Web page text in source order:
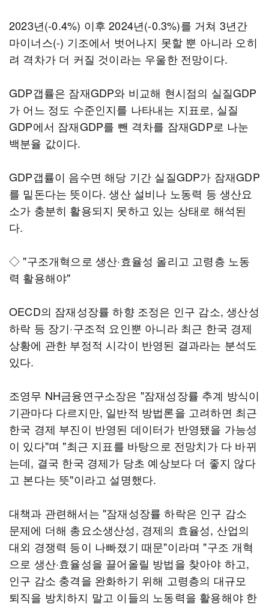
2023년(-0.4%) 이후 2024년(-0.3%)를 거쳐 3년간
마이너스(-) 기조에서 벗어나지 못할 뿐 아니라 오히
려 격차가 더 커질 것이라는 우울한 전망이다.
GDP갭률은 잠재GDP와 비교해 현시점의 실질GDP
가 어느 정도 수준인지를 나타내는 지표로, 실질
GDP에서 잠재GDP를 뺀 격차를 잠재GDP로 나눈
백분율 값이다.
GDP갭률이 음수면 해당 기간 실질GDP가 잠재GDP
를 밑돈다는 뜻이다. 생산 설비나 노동력 등 생산요
소가 충분히 활용되지 못하고 있는 상태로 해석된
다.
◇ "구조개혁으로 생산·효율성 올리고 고령층 노동
력 활용해야"
OECD의 잠재성장률 하향 조정은 인구 감소, 생산성
하락 등 장기·구조적 요인뿐 아니라 최근 한국 경제
상황에 관한 부정적 시각이 반영된 결과라는 분석도
있다.
조영무 NH금융연구소장은 "잠재성장률 추계 방식이
기관마다 다르지만, 일반적 방법론을 고려하면 최근
한국 경제 부진이 반영된 데이터가 반영됐을 가능성
이 있다"며 "최근 지표를 바탕으로 전망치가 다 바뀌
는데, 결국 한국 경제가 당초 예상보다 더 좋지 않다
고 본다는 뜻"이라고 설명했다.
대책과 관련해서는 "잠재성장률 하락은 인구 감소
문제에 더해 총요소생산성, 경제의 효율성, 산업의
대외 경쟁력 등이 나빠졌기 때문"이라며 "구조 개혁
으로 생산·효율성을 끌어올릴 방법을 찾아야 하고,
인구 감소 충격을 완화하기 위해 고령층의 대규모
퇴직을 방치하지 말고 이들의 노동력을 활용해야 한